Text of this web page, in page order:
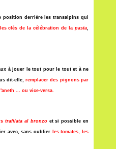
position derrière les transalpins qui
clés de la célébration de lapasta,
à jouer le tout pour le tout et à ne
dit-elle,remplacer des pignons par
... ou vice-versa.
trafilata al bronzoet si possible en
avec, sans oublier les tomates, les